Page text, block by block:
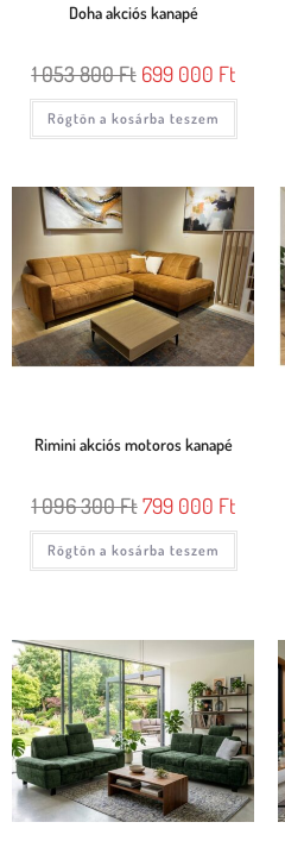
Doha akciós kanapé
1 053 800Ft 699 000 Ft
Rögtön a kosárba teszem
Rimini akciós motoros kanapé
1 096 300Ft 799 000 Ft
Rögtön a kosárba teszem